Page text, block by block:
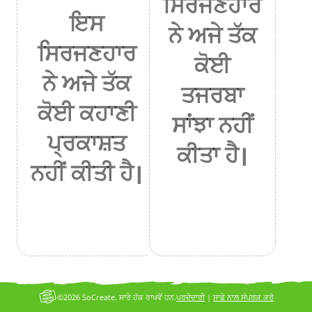
ਇਸ
ਸਿਰਜਣਹਾਰ
ਨੇ ਅਜੇ ਤੱਕ
ਕੋਈ ਕਹਾਣੀ
ਪ੍ਰਕਾਸ਼ਤ
ਨਹੀਂ ਕੀਤੀ ਹੈ।
ਨੇ ਅਜੇ ਤੱਕ
ਕੋਈ
ਤਜਰਬਾ
ਸਾਂਝਾ ਨਹੀਂ
ਕੀਤਾ ਹੈ।
ਪਰਦੇਦਾਰੀ|ਸਾਡੇ ਨਾਲ ਸੰਪਰਕ ਕਰੋ
©2026 SoCreate. ਸਾਰੇ ਹੱਕ ਰਾਖਵੇਂ ਹਨ.